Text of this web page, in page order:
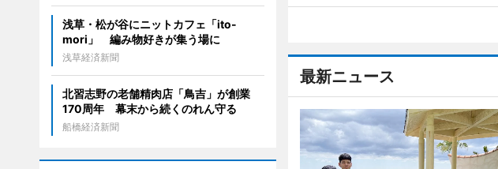
最新ニュース
浅草・松が谷にニットカフェ「ito-
mori」 編み物好きが集う場に
浅草経済新聞
北習志野の老舗精肉店「鳥吉」が創業
170周年 幕末から続くのれん守る
船橋経済新聞